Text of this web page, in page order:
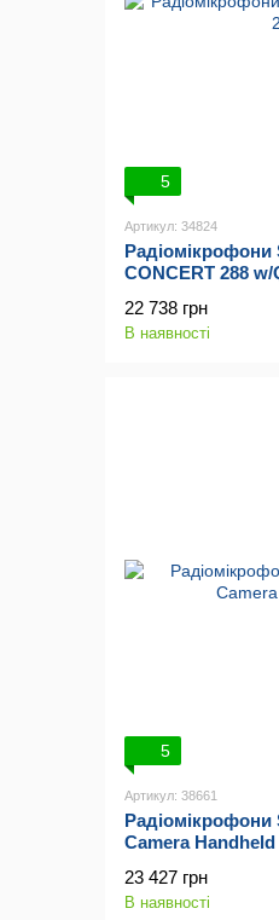
5
Артикул: 34824
Радіомікрофони
CONCERT 288 w/
22 738 грн
В наявності
5
Артикул: 38661
Радіомікрофони
Camera
23 427 грн
В наявності